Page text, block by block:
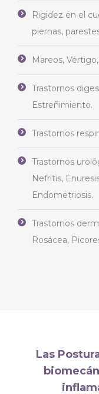
Rigidez en el
piernas,
Mareos,
Trastornos
Estreñimiento.
Trastornos
Trastornos
Nefritis,
Endometriosis.
Trastornos
Rosácea,
Las